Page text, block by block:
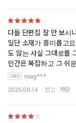
다들 단편집 잘 안 보시
일단 소재가 흥미롭고
도 않는 사실 그대로를
인간은 복잡하고 그 쉬
하지만 이 소설에 페미
mag***
2025.09.14 신고 차단